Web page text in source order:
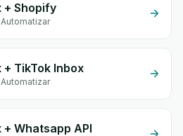
+ Shopify
+ TikTok Inbox
+ Whatsapp API